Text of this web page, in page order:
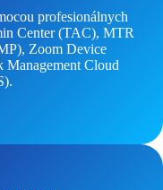
profesionálnych
Center (TAC), MTR
Zoom Device
Management Cloud